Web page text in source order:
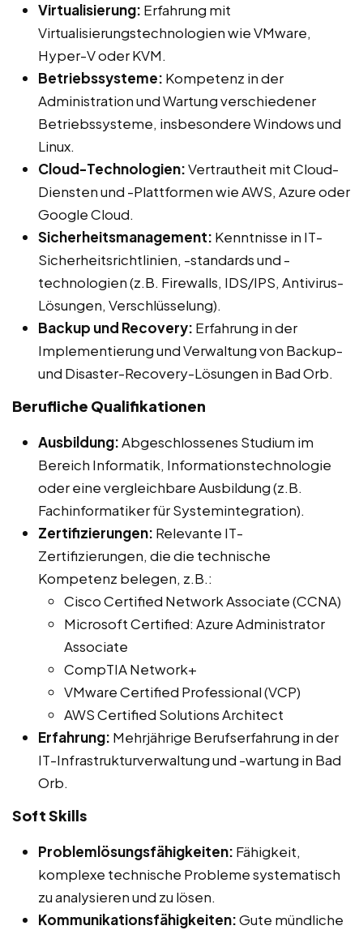
Virtualisierung: Erfahrung mit
Virtualisierungstechnologien wie VMware,
Hyper-V oder KVM.
Betriebssysteme: Kompetenz in der
Administration und Wartung verschiedener
Betriebssysteme, insbesondere Windows und
Linux.
Cloud-Technologien:Vertrautheit mit Cloud-
Diensten und -Plattformen wie AWS, Azure oder
Google Cloud.
Sicherheitsmanagement: Kenntnisse in IT-
Sicherheitsrichtlinien, -standards und -
technologien (z.B. Firewalls, IDS/IPS, Antivirus-
Lösungen, Verschlüsselung).
Backup und Recovery: Erfahrung in der
Implementierung und Verwaltung von Backup-
und Disaster-Recovery-Lösungen in Bad Orb.
Berufliche Qualifikationen
Ausbildung:Abgeschlossenes Studium im
Bereich Informatik, Informationstechnologie
oder eine vergleichbare Ausbildung (z.B.
Fachinformatiker für Systemintegration).
Zertifizierungen: Relevante IT-
Zertifizierungen, die die technische
Kompetenz belegen, z.B.:
Cisco Certified Network Associate (CCNA)
Microsoft Certified: Azure Administrator
Associate
CompTIA Network+
VMware Certified Professional (VCP)
AWS Certified Solutions Architect
Erfahrung: Mehrjährige Berufserfahrung in der
IT-Infrastrukturverwaltung und -wartung in Bad
Orb.
Soft Skills
Problemlösungsfähigkeiten: Fähigkeit,
komplexe technische Probleme systematisch
zu analysieren und zu lösen.
Kommunikationsfähigkeiten:Gute mündliche